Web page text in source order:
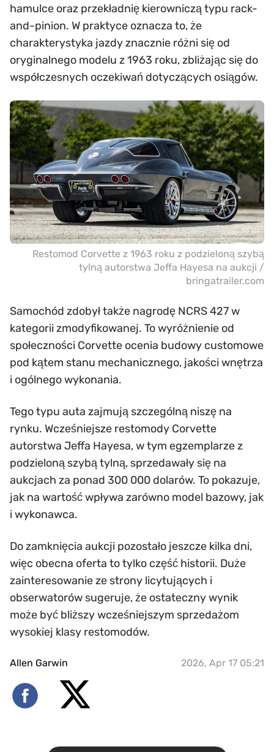
hamulce oraz przekładnię kierowniczą typu rack-
and-pinion. W praktyce oznacza to, że
charakterystyka jazdy znacznie różni się od
oryginalnego modelu z 1963 roku, zbliżając się do
współczesnych oczekiwań dotyczących osiągów.
Restomod Corvette z 1963 roku z podzieloną szybą
tylną autorstwa Jeffa Hayesa na aukcji /
bringatrailer.com
Samochód zdobył także nagrodę NCRS 427 w
kategorii zmodyfikowanej. To wyróżnienie od
społeczności Corvette ocenia budowy customowe
pod kątem stanu mechanicznego, jakości wnętrza
i ogólnego wykonania.
Tego typu auta zajmują szczególną niszę na
rynku. Wcześniejsze restomody Corvette
autorstwa Jeffa Hayesa, w tym egzemplarze z
podzieloną szybą tylną, sprzedawały się na
aukcjach za ponad 300 000 dolarów. To pokazuje,
jak na wartość wpływa zarówno model bazowy, jak
i wykonawca.
Do zamknięcia aukcji pozostało jeszcze kilka dni,
więc obecna oferta to tylko część historii. Duże
zainteresowanie ze strony licytujących i
obserwatorów sugeruje, że ostateczny wynik
może być bliższy wcześniejszym sprzedażom
wysokiej klasy restomodów.
Allen Garwin 2026, Apr 17 05:21